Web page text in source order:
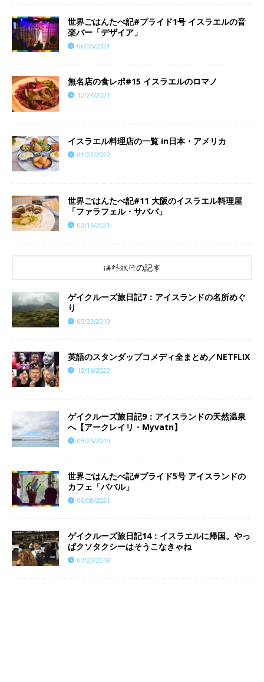
世界ごはんたべ記#プライド1号 イスラエルの音
楽バー「デザイア」
06/05/2021
​​無名店の食レポ#15 イスラエルのロマノ
12/24/2021
イスラエル料理店の一覧 in日本・アメリカ
01/22/2022
世界ごはんたべ記#11 大阪のイスラエル料理屋
「ファラフェル・サババ」
02/16/2021
海外旅行の記事
ゲイクルーズ旅日記7：アイスランドの名所めぐ
り
05/23/2019
英語のスタンダップコメディ全まとめ／NETFLIX
12/16/2022
ゲイクルーズ旅日記9：アイスランドの天然温泉
へ【アークレイリ・Myvatn】
05/26/2019
世界ごはんたべ記#プライド5号 アイスランドの
カフェ「ババル」
06/08/2021
ゲイクルーズ旅日記14：イスラエルに帰国。やっ
ぱクソタクシーはそうこなきゃね
07/27/2019